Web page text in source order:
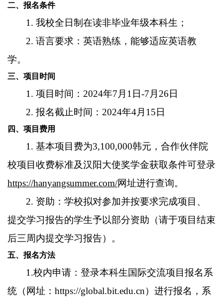
二、报名条件
1. 我校全日制在读非毕业年级本科生；
2. 语言要求：英语熟练，能够适应英语教
学。
三、项目时间
1. 项目时间：2024年7月1日-7月26日
2. 报名截止时间：2024年4月15日
四、项目费用
1. 基本项目费为3,100,000韩元，合作伙伴院
校项目收费标准及汉阳大使奖学金获取条件可登录
https://hanyangsummer.com/网址进行查询。
2. 资助：学校拟对参加并按要求完成项目、
提交学习报告的学生予以部分资助（请于项目结束
后三周内提交学习报告）。
五、报名方法
1.校内申请：登录本科生国际交流项目报名系
统（网址：https://global.bit.edu.cn）进行报名，系